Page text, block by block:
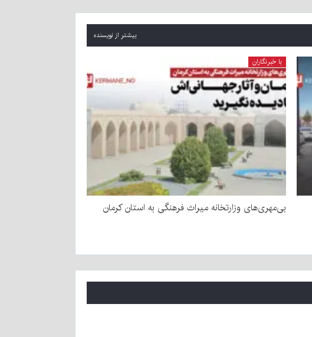
بیشتر از نویسنده
با خبرنگاران
بی‌مهری‌های وزارتخانه میراث فرهنگی به استان کرمان